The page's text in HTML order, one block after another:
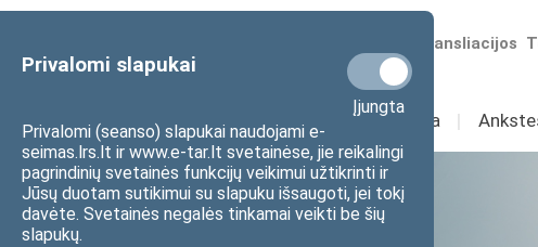
Privalomi slapukai
Įjungta
Privalomi (seanso) slapukai naudojami e-
seimas.lrs.lt ir www.e-tar.lt svetainėse, jie reikalingi
pagrindinių svetainės funkcijų veikimui užtikrinti ir
Jūsų duotam sutikimui su slapuku išsaugoti, jei tokį
davėte. Svetainės negalės tinkamai veikti be šių
slapukų.
Numatomos transliacijos
Sudėtis Veikla I
Statistika